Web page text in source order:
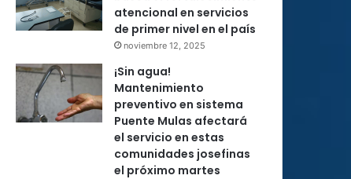
atencional en servicios
de primer nivel en el país
noviembre 12, 2025
¡Sin agua!
Mantenimiento
preventivo en sistema
Puente Mulas afectará
el servicio en estas
comunidades josefinas
el próximo martes